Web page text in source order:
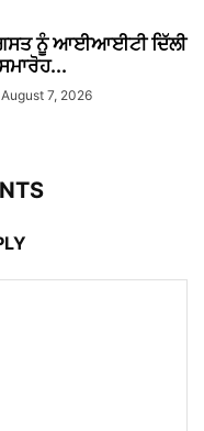
ਨੂੰ ਆਈਆਈਟੀ ਦਿੱਲੀ
August 7, 2026